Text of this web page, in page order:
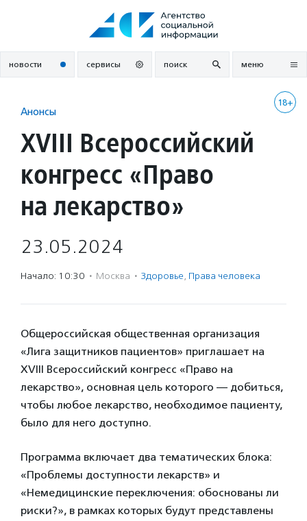
новости сервисы поиск меню
18+
Анонсы
XVIII Всероссийский
конгресс «Право
на лекарство»
23.05.2024
Начало: 10:30 · Москва · Здоровье, Права человека
Общероссийская общественная организация
«Лига защитников пациентов» приглашает на
XVIII Всероссийский конгресс «Право на
лекарство», основная цель которого — добиться,
чтобы любое лекарство, необходимое пациенту,
было для него доступно.
Программа включает два тематических блока:
«Проблемы доступности лекарств» и
«Немедицинские переключения: обоснованы ли
риски?», в рамках которых будут представлены